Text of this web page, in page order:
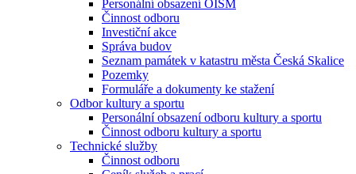
Personální obsazení OISM
Činnost odboru
Investiční akce
Správa budov
Seznam památek v katastru města Česká Skalice
Pozemky
Formuláře a dokumenty ke stažení
Odbor kultury a sportu
Personální obsazení odboru kultury a sportu
Činnost odboru kultury a sportu
Technické služby
Činnost odboru